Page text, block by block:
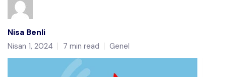
Nisa Benli
Nisan 1, 2024 7 min read Genel